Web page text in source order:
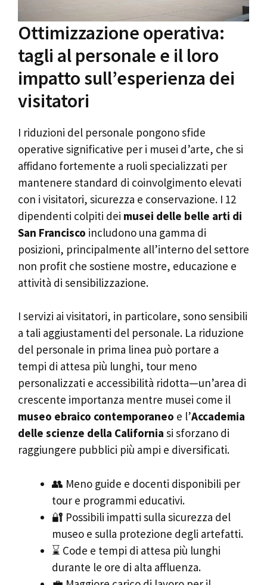
Ottimizzazione operativa:
tagli al personale e il loro
impatto sull’esperienza dei
visitatori
I riduzioni del personale pongono sfide
operative significative per i musei d’arte, che si
affidano fortemente a ruoli specializzati per
mantenere standard di coinvolgimento elevati
con i visitatori, sicurezza e conservazione. I 12
dipendenti colpiti dei musei delle belle arti di
San Francisco includono una gamma di
posizioni, principalmente all’interno del settore
non profit che sostiene mostre, educazione e
attività di sensibilizzazione.
I servizi ai visitatori, in particolare, sono sensibili
a tali aggiustamenti del personale. La riduzione
del personale in prima linea può portare a
tempi di attesa più lunghi, tour meno
personalizzati e accessibilità ridotta—un’area di
crescente importanza mentre musei come il
museo ebraico contemporaneo e l’Accademia
delle scienze della California si sforzano di
raggiungere pubblici più ampi e diversificati.
👥 Meno guide e docenti disponibili per
tour e programmi educativi.
🔐 Possibili impatti sulla sicurezza del
museo e sulla protezione degli artefatti.
⌛ Code e tempi di attesa più lunghi
durante le ore di alta affluenza.